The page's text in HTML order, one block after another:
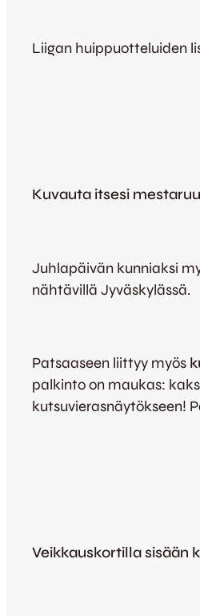
Liigan huippuotteluiden
Kuvauta itsesi
Juhlapäivän kunniaksi
nähtävillä Jyväskylässä.
Patsaaseen liittyy myös
palkinto on maukas:
kutsuvierasnäytökseen!
Veikkauskortilla sisään